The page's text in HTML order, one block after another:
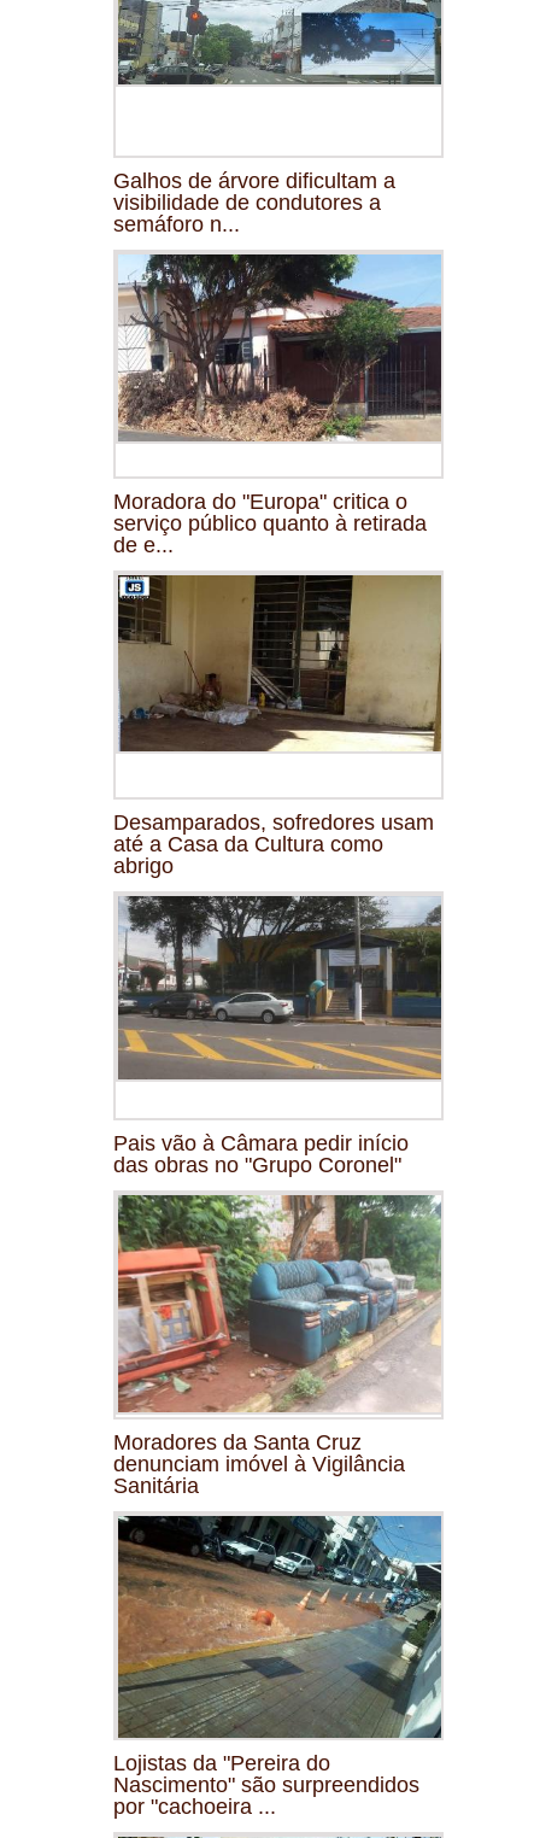
Galhos de árvore dificultam a
visibilidade de condutores a
semáforo n...
Moradora do "Europa" critica o
serviço público quanto à retirada
de e...
Desamparados, sofredores usam
até a Casa da Cultura como
abrigo
Pais vão à Câmara pedir início
das obras no "Grupo Coronel"
Moradores da Santa Cruz
denunciam imóvel à Vigilância
Sanitária
Lojistas da "Pereira do
Nascimento" são surpreendidos
por "cachoeira ...